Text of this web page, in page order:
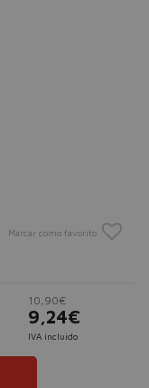
Marcar como favorito
10,90€
9,24€
IVA incluido